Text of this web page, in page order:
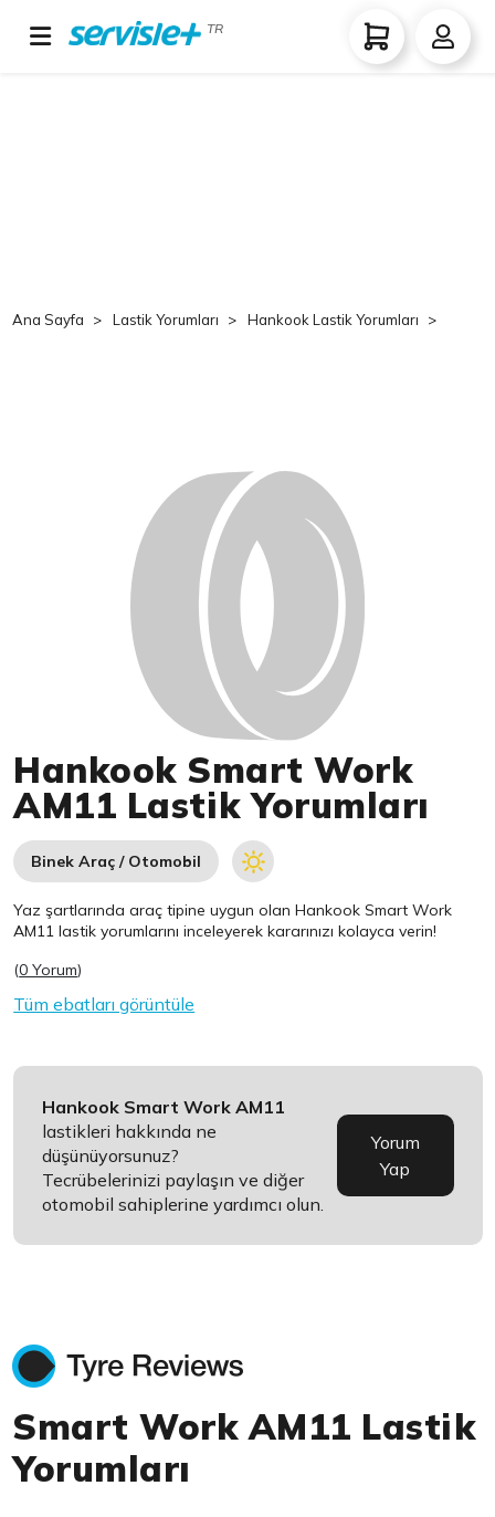
TR
Ana Sayfa Lastik Yorumları Hankook Lastik Yorumları
Hankook Smart Work
AM11 Lastik Yorumları
Binek Araç / Otomobil
Yaz şartlarında araç tipine uygun olanHankook Smart Work
AM11 lastik yorumlarını inceleyerek kararınızı kolayca verin!
(0 Yorum)
Tüm ebatları görüntüle
Hankook Smart Work AM11
lastikleri hakkında ne
düşünüyorsunuz?
Tecrübelerinizi paylaşın ve diğer
otomobil sahiplerine yardımcı olun.
Yorum
Yap
Smart Work AM11 Lastik
Yorumları